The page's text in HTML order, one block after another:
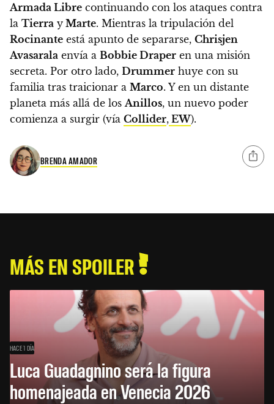
Armada Libre continuando con los ataques contra
la Tierra y Marte. Mientras la tripulación del
Rocinante está apunto de separarse, Chrisjen
Avasarala envía a Bobbie Draper en una misión
secreta. Por otro lado, Drummer huye con su
familia tras traicionar a Marco. Y en un distante
planeta más allá de los Anillos, un nuevo poder
comienza a surgir (vía Collider, EW).
BRENDA AMADOR
MÁS EN SPOILER
HACE 1 DÍA
Luca Guadagnino será la figura
homenajeada en Venecia 2026